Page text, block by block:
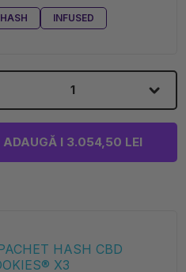
HASH INFUSED
1
ADAUGĂ I 3.054,50 LEI